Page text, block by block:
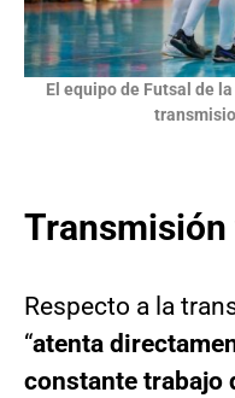
El equipo de Futsal de
Respecto a la
“atenta
constante trabajo